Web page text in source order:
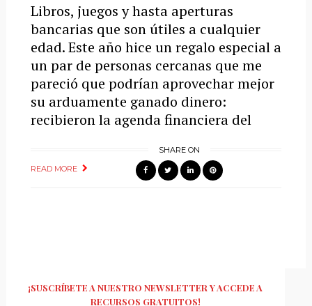
Libros, juegos y hasta aperturas
bancarias que son útiles a cualquier
edad. Este año hice un regalo especial a
un par de personas cercanas que me
pareció que podrían aprovechar mejor
su arduamente ganado dinero:
recibieron la agenda financiera del
READ MORE
SHARE ON
¡SUSCRÍBETE A NUESTRO NEWSLETTER Y ACCEDE A
RECURSOS GRATUITOS!